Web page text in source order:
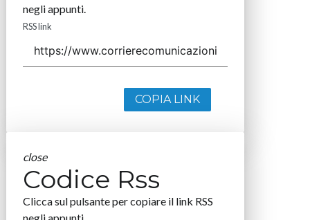
negli appunti.
RSS link
COPIA LINK
close
Codice Rss
Clicca sul pulsante per copiare il link RSS